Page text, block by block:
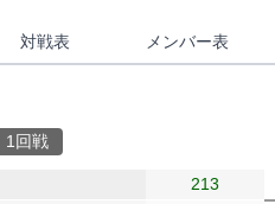
対戦表 メンバー表
1回戦
213